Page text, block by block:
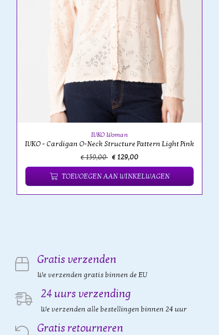
IVKO Woman
IVKO - Cardigan O-Neck Structure Pattern Light Pink
€ 159,00 € 129,00
TOEVOEGEN AAN WINKELWAGEN
Gratis verzenden
We verzenden gratis binnen de EU
24 uurs verzending
We verzenden alle bestellingen binnen 24 uur
Gratis retourneren